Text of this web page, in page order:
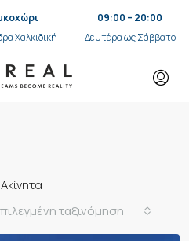
Χαλκιδική
09:00 – 20:00
Δευτέρα ως Σάββατο
ταξινόμηση